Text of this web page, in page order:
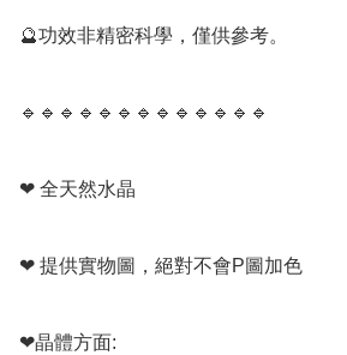
🔮功效非精密科學，僅供參考。
🔹️🔹️🔹️🔹️🔹️🔹️🔹️🔹️🔹️🔹️🔹️🔹️🔹️
❤ 全天然水晶
❤ 提供實物圖，絕對不會P圖加色
❤晶體方面: